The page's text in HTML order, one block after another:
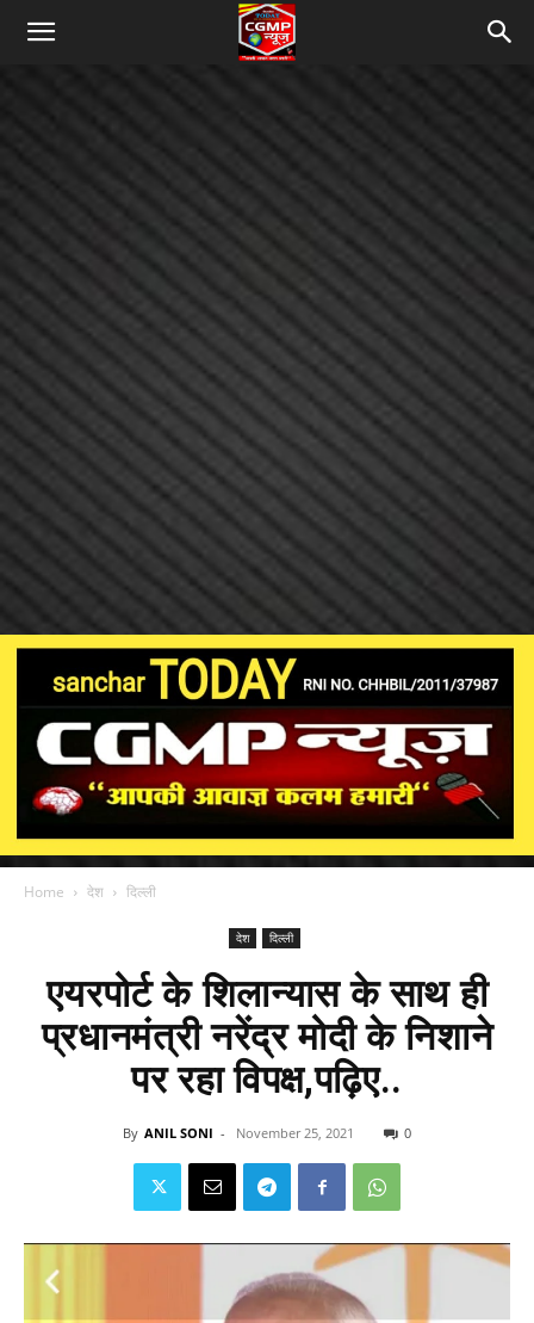
Home देश दिल्ली
देश दिल्ली
एयरपोर्ट के शिलान्यास के साथ ही
प्रधानमंत्री नरेंद्र मोदी के निशाने
पर रहा विपक्ष,पढ़िए..
By ANIL SONI - November 25, 2021 0